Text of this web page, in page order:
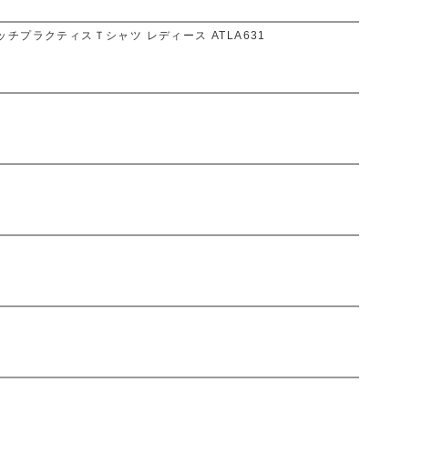
プラクティスＴシャツ レディース ATLA631